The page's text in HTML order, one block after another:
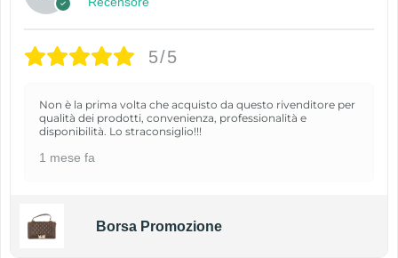
5/5
Non è la prima volta che acquisto da questo rivenditore per
qualità dei prodotti, convenienza, professionalità e
disponibilità. Lo straconsiglio!!!
1 mese fa
Borsa Promozione